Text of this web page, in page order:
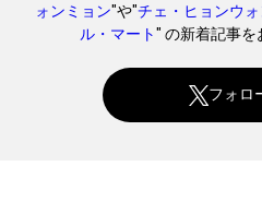
ォンミョン"や"チェ・ヒョンウォ
ル・マート" の新着記事を
フォロ